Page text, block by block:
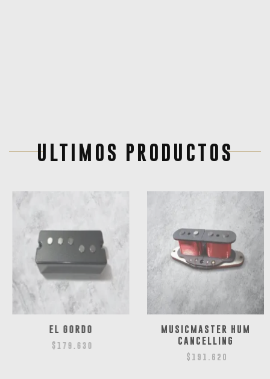
ULTIMOS PRODUCTOS
Pickups hechos 100% a mano
EL GORDO
$179.630
MUSICMASTER HUM
CANCELLING
$191.620